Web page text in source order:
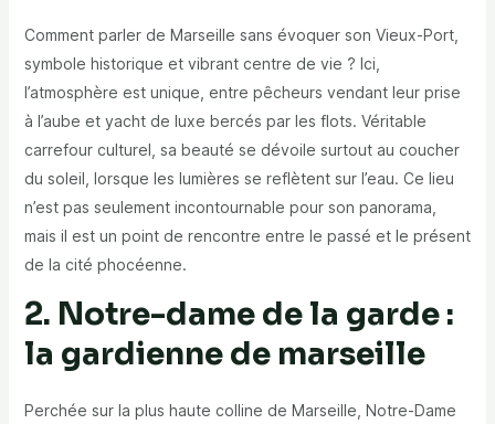
Comment parler de Marseille sans évoquer son Vieux-Port,
symbole historique et vibrant centre de vie ? Ici,
l’atmosphère est unique, entre pêcheurs vendant leur prise
à l’aube et yacht de luxe bercés par les flots. Véritable
carrefour culturel, sa beauté se dévoile surtout au coucher
du soleil, lorsque les lumières se reflètent sur l’eau. Ce lieu
n’est pas seulement incontournable pour son panorama,
mais il est un point de rencontre entre le passé et le présent
de la cité phocéenne.
2. Notre-dame de la garde :
la gardienne de marseille
Perchée sur la plus haute colline de Marseille, Notre-Dame